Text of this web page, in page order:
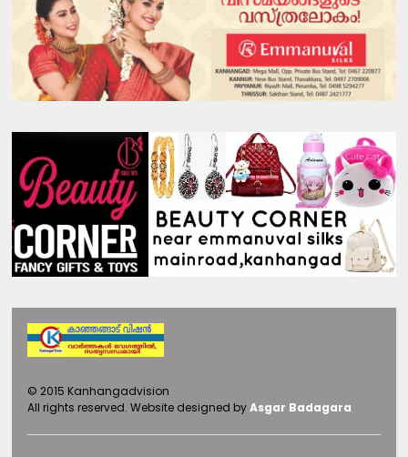
© 2015 Kanhangadvision
All rights reserved. Website designed byAsgar Badagara